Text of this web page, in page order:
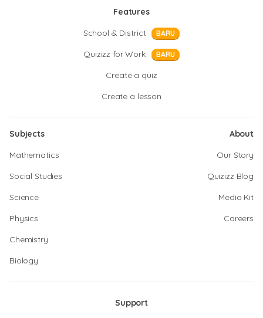
Features
School & District
BARU
Quizizz for Work BARU
Create a quiz
Create a lesson
Subjects
Mathematics
Social Studies
Science
Physics
Chemistry
Biology
About
Our Story
Quizizz Blog
Media Kit
Careers
Support